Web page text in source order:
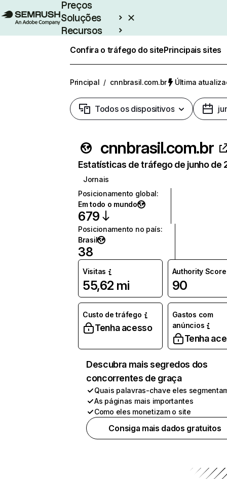
Preços
Soluções
Recursos
Confira o tráfego do sitePrincipais sites
Principal / cnnbrasil.com.br Última
Todos os dispositivos
cnnbrasil.com.br
Estatísticas de tráfego de junho de
Jornais
Posicionamento global:
Em todo o mundo
679
Posicionamento no país:
Brasil
38
Visitas
55,62 mi
Authority Score
90
Custo de tráfego
Tenha acesso
Gastos com
anúncios
Tenha
Descubra mais segredos dos
concorrentes de graça
Quais palavras-chave eles
As páginas mais importantes
Como eles monetizam o site
Consiga mais dados gratuitos